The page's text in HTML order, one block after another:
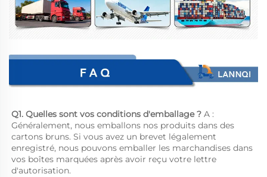
Q1. Quelles sont vos conditions d'emballage ? A :
Généralement, nous emballons nos produits dans des
cartons bruns. Si vous avez un brevet légalement
enregistré, nous pouvons emballer les marchandises dans
vos boîtes marquées après avoir reçu votre lettre
d'autorisation.